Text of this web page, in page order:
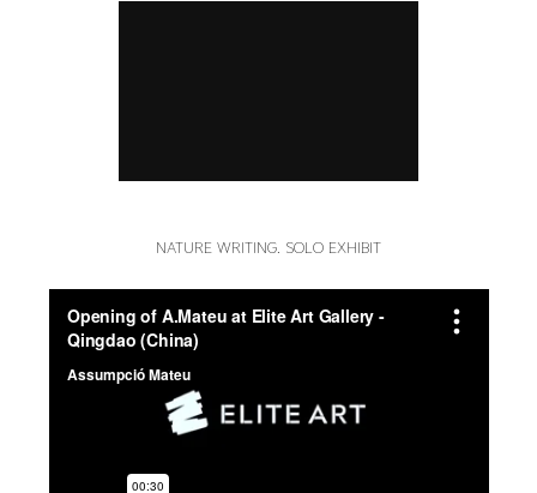
NATURE WRITING. SOLO EXHIBIT